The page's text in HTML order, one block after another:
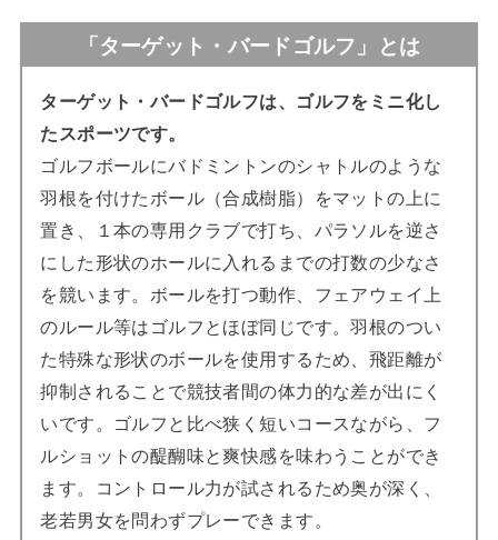
「ターゲット・バードゴルフ」とは
ターゲット・バードゴルフは、ゴルフをミニ化し
たスポーツです。
ゴルフボールにバドミントンのシャトルのような
羽根を付けたボール（合成樹脂）をマットの上に
置き、１本の専用クラブで打ち、パラソルを逆さ
にした形状のホールに入れるまでの打数の少なさ
を競います。ボールを打つ動作、フェアウェイ上
のルール等はゴルフとほぼ同じです。羽根のつい
た特殊な形状のボールを使用するため、飛距離が
抑制されることで競技者間の体力的な差が出にく
いです。ゴルフと比べ狭く短いコースながら、フ
ルショットの醍醐味と爽快感を味わうことができ
ます。コントロール力が試されるため奥が深く、
老若男女を問わずプレーできます。